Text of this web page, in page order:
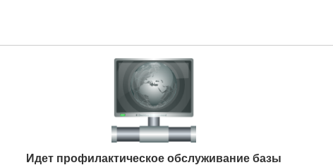
Идет профилактическое обслуживание базы